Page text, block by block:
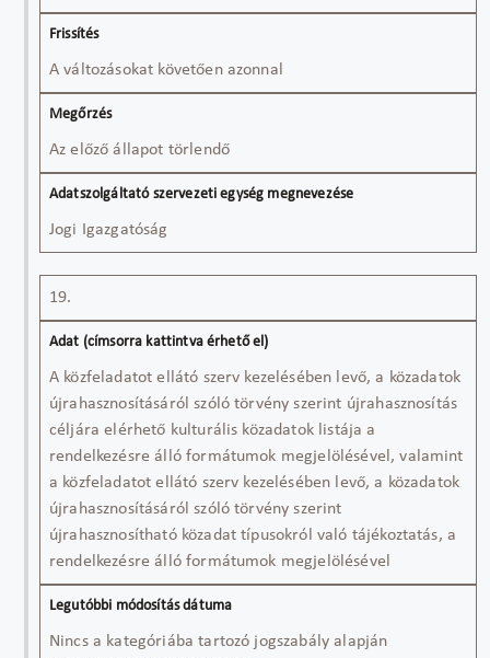
A változásokat követően azonnal
Az előző állapot törlendő
Jogi Igazgatóság
19.
A közfeladatot ellátó szerv kezelésében levő, a közadatok
újrahasznosításáról szóló törvény szerint újrahasznosítás
céljára elérhető kulturális közadatok listája a
rendelkezésre álló formátumok megjelölésével, valamint
a közfeladatot ellátó szerv kezelésében levő, a közadatok
újrahasznosításáról szóló törvény szerint
újrahasznosítható közadat típusokról való tájékoztatás, a
rendelkezésre álló formátumok megjelölésével
Nincs a kategóriába tartozó jogszabály alapján